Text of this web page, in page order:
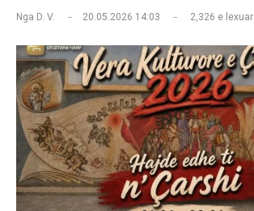
Nga D. V. 20.05.2026 14:03 2,326 e lexuar